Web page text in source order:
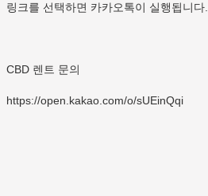
링크를 선택하면 카카오톡이 실행됩니다.
CBD 렌트 문의
https://open.kakao.com/o/sUEinQqi